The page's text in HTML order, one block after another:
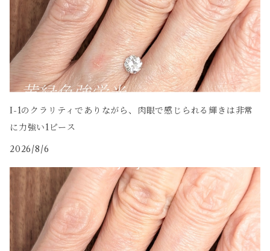
I-1のクラリティでありながら、肉眼で感じられる輝きは非常
に力強い1ピース
2026/8/6